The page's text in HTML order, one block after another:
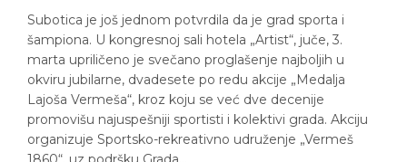
Subotica je još jednom potvrdila da je grad sporta i
šampiona. U kongresnoj sali hotela „Artist“, juče, 3.
marta upriličeno je svečano proglašenje najboljih u
okviru jubilarne, dvadesete po redu akcije „Medalja
Lajoša Vermeša“, kroz koju se već dve decenije
promovišu najuspešniji sportisti i kolektivi grada. Akciju
organizuje Sportsko-rekreativno udruženje „Vermeš